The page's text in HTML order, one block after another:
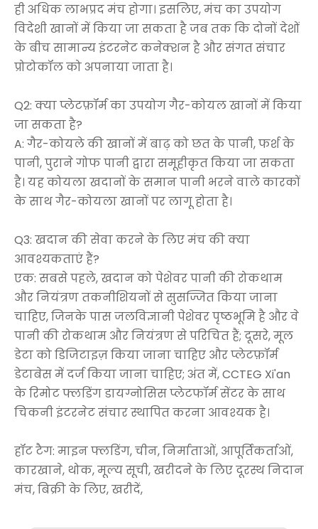
ही अधिक लाभप्रद मंच होगा। इसलिए, मंच का उपयोग
विदेशी खानों में किया जा सकता है जब तक कि दोनों देशों
के बीच सामान्य इंटरनेट कनेक्शन है और संगत संचार
प्रोटोकॉल को अपनाया जाता है।
Q2: क्या प्लेटफ़ॉर्म का उपयोग गैर-कोयल खानों में किया
जा सकता है?
A: गैर-कोयले की खानों में बाढ़ को छत के पानी, फर्श के
पानी, पुराने गोफ पानी द्वारा समूहीकृत किया जा सकता
है। यह कोयला खदानों के समान पानी भरने वाले कारकों
के साथ गैर-कोयला खानों पर लागू होता है।
Q3: खदान की सेवा करने के लिए मंच की क्या
आवश्यकताएं हैं?
एक: सबसे पहले, खदान को पेशेवर पानी की रोकथाम
और नियंत्रण तकनीशियनों से सुसज्जित किया जाना
चाहिए, जिनके पास जलविज्ञानी पेशेवर पृष्ठभूमि है और वे
पानी की रोकथाम और नियंत्रण से परिचित हैं; दूसरे, मूल
डेटा को डिजिटाइज़ किया जाना चाहिए और प्लेटफ़ॉर्म
डेटाबेस में दर्ज किया जाना चाहिए; अंत में, CCTEG Xi'an
के रिमोट फ्लडिंग डायग्नोसिस प्लेटफॉर्म सेंटर के साथ
चिकनी इंटरनेट संचार स्थापित करना आवश्यक है।
हॉट टैग: माइन फ्लडिंग, चीन, निर्माताओं, आपूर्तिकर्ताओं,
कारखाने, थोक, मूल्य सूची, खरीदने के लिए दूरस्थ निदान
मंच, बिक्री के लिए, खरीदें,